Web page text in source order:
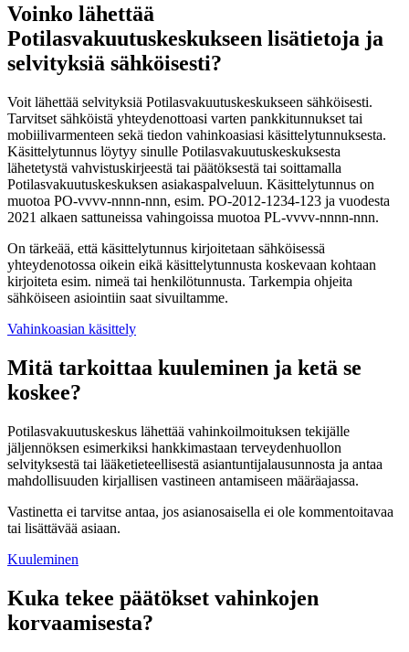
Voinko lähettää
Potilasvakuutuskeskukseen lisätietoja ja
selvityksiä sähköisesti?
Voit lähettää selvityksiä Potilasvakuutuskeskukseen sähköisesti.
Tarvitset sähköistä yhteydenottoasi varten pankkitunnukset tai
mobiilivarmenteen sekä tiedon vahinkoasiasi käsittelytunnuksesta.
Käsittelytunnus löytyy sinulle Potilasvakuutuskeskuksesta
lähetetystä vahvistuskirjeestä tai päätöksestä tai soittamalla
Potilasvakuutuskeskuksen asiakaspalveluun. Käsittelytunnus on
muotoa PO-vvvv-nnnn-nnn, esim. PO-2012-1234-123 ja vuodesta
2021 alkaen sattuneissa vahingoissa muotoa PL-vvvv-nnnn-nnn.
On tärkeää, että käsittelytunnus kirjoitetaan sähköisessä
yhteydenotossa oikein eikä käsittelytunnusta koskevaan kohtaan
kirjoiteta esim. nimeä tai henkilötunnusta. Tarkempia ohjeita
sähköiseen asiointiin saat sivuiltamme.
Vahinkoasian käsittely
Mitä tarkoittaa kuuleminen ja ketä se
koskee?
Potilasvakuutuskeskus lähettää vahinkoilmoituksen tekijälle
jäljennöksen esimerkiksi hankkimastaan terveydenhuollon
selvityksestä tai lääketieteellisestä asiantuntijalausunnosta ja antaa
mahdollisuuden kirjallisen vastineen antamiseen määräajassa.
Vastinetta ei tarvitse antaa, jos asianosaisella ei ole kommentoitavaa
tai lisättävää asiaan.
Kuuleminen
Kuka tekee päätökset vahinkojen
korvaamisesta?